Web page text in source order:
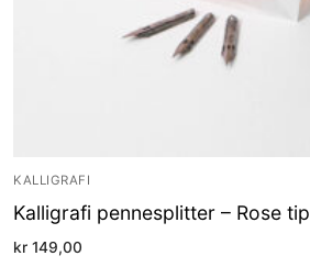
KALLIGRAFI
Kalligrafi pennesplitter – Rose tip
kr 149,00